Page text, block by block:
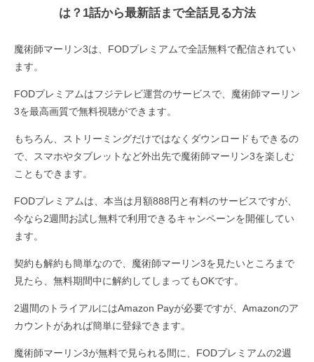
は？1話から最新話まで全話見る方法
魔術師マーリン3は、FODプレミアムで全話無料で配信されてい
ます。
FODプレミアムはフジテレビ運営のサービスで、魔術師マーリン
3を最高画質で無料視聴ができます。
もちろん、ストリーミングだけではなくダウンロードもできるの
で、スマホやタブレットなど外出先で魔術師マーリン3を楽しむ
こともできます。
FODプレミアムは、本当は月額888円と有料のサービスですが、
今なら2週間お試し無料で利用できるキャンペーンを開催してい
ます。
契約も解約も簡単なので、魔術師マーリン3を見たいところまで
見たら、無料期間中に解約してしまってもOKです。
2週間のトライアルにはAmazon Payが必要ですが、Amazonのア
カウントがあれば簡単に登録できます。
魔術師マーリン3が無料で見られる間に、FODプレミアムの2週